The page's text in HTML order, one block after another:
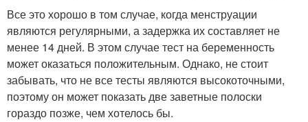
Все это хорошо в том случае, когда менструации
являются регулярными, а задержка их составляет не
менее 14 дней. В этом случае тест на беременность
может оказаться положительным. Однако, не стоит
забывать, что не все тесты являются высокоточными,
поэтому он может показать две заветные полоски
гораздо позже, чем хотелось бы.